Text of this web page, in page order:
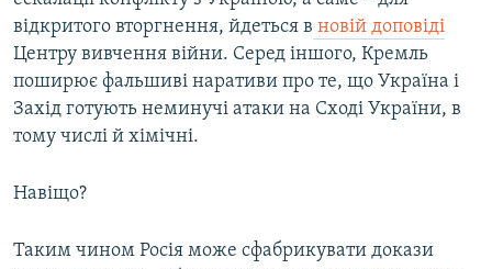
відкритого вторгнення, йдеться в новій доповіді
Центру вивчення війни. Серед іншого, Кремль
поширює фальшиві наративи про те, що Україна і
Захід готують неминучі атаки на Сході України, в
тому числі й хімічні.
Навіщо?
Таким чином Росія може сфабрикувати докази